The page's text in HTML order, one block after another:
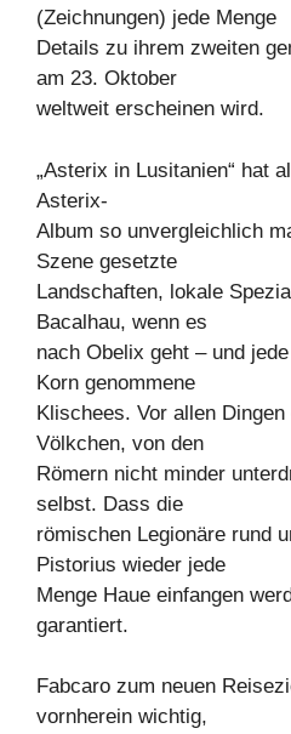
(Zeichnungen) jede Menge
Details zu ihrem zweiten
am 23. Oktober
weltweit erscheinen wird.
„Asterix in Lusitanien“ hat
Asterix-
Album so unvergleichlich
Szene gesetzte
Landschaften, lokale
Bacalhau, wenn es
nach Obelix geht – und
Korn genommene
Klischees. Vor allen
Völkchen, von den
Römern nicht minder
selbst. Dass die
römischen Legionäre rund
Pistorius wieder jede
Menge Haue einfangen
garantiert.
Fabcaro zum neuen
vornherein wichtig,